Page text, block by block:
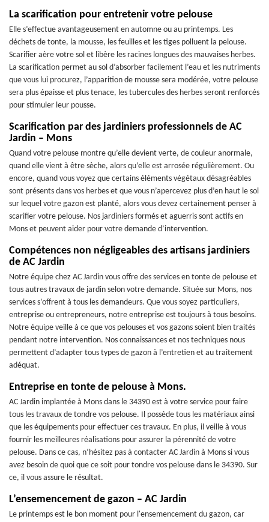
La scarification pour entretenir votre pelouse
Elle s’effectue avantageusement en automne ou au printemps. Les
déchets de tonte, la mousse, les feuilles et les tiges polluent la pelouse.
Scarifier aère votre sol et libère les racines longues des mauvaises herbes.
La scarification permet au sol d’absorber facilement l’eau et les nutriments
que vous lui procurez, l’apparition de mousse sera modérée, votre pelouse
sera plus épaisse et plus tenace, les tubercules des herbes seront renforcés
pour stimuler leur pousse.
Scarification par des jardiniers professionnels de AC
Jardin – Mons
Quand votre pelouse montre qu’elle devient verte, de couleur anormale,
quand elle vient à être sèche, alors qu’elle est arrosée régulièrement. Ou
encore, quand vous voyez que certains éléments végétaux désagréables
sont présents dans vos herbes et que vous n’apercevez plus d’en haut le sol
sur lequel votre gazon est planté, alors vous devez certainement penser à
scarifier votre pelouse. Nos jardiniers formés et aguerris sont actifs en
Mons et peuvent aider pour votre demande d’intervention.
Compétences non négligeables des artisans jardiniers
de AC Jardin
Notre équipe chez AC Jardin vous offre des services en tonte de pelouse et
tous autres travaux de jardin selon votre demande. Située sur Mons, nos
services s’offrent à tous les demandeurs. Que vous soyez particuliers,
entreprise ou entrepreneurs, notre entreprise est toujours à tous besoins.
Notre équipe veille à ce que vos pelouses et vos gazons soient bien traités
pendant notre intervention. Nos connaissances et nos techniques nous
permettent d’adapter tous types de gazon à l’entretien et au traitement
adéquat.
Entreprise en tonte de pelouse à Mons.
AC Jardin implantée à Mons dans le 34390 est à votre service pour faire
tous les travaux de tondre vos pelouse. Il possède tous les matériaux ainsi
que les équipements pour effectuer ces travaux. En plus, il veille à vous
fournir les meilleures réalisations pour assurer la pérennité de votre
pelouse. Dans ce cas, n’hésitez pas à contacter AC Jardin à Mons si vous
avez besoin de quoi que ce soit pour tondre vos pelouse dans le 34390. Sur
ce, il vous assure le résultat.
L’ensemencement de gazon – AC Jardin
Le printemps est le bon moment pour l'ensemencement du gazon, car